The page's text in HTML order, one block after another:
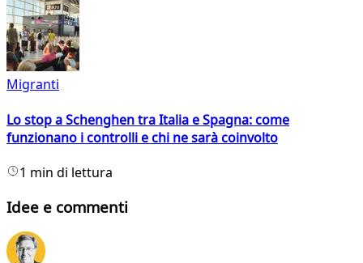
Migranti
Lo stop a Schenghen tra Italia e Spagna: come
funzionano i controlli e chi ne sarà coinvolto
1 min di lettura
Idee e commenti